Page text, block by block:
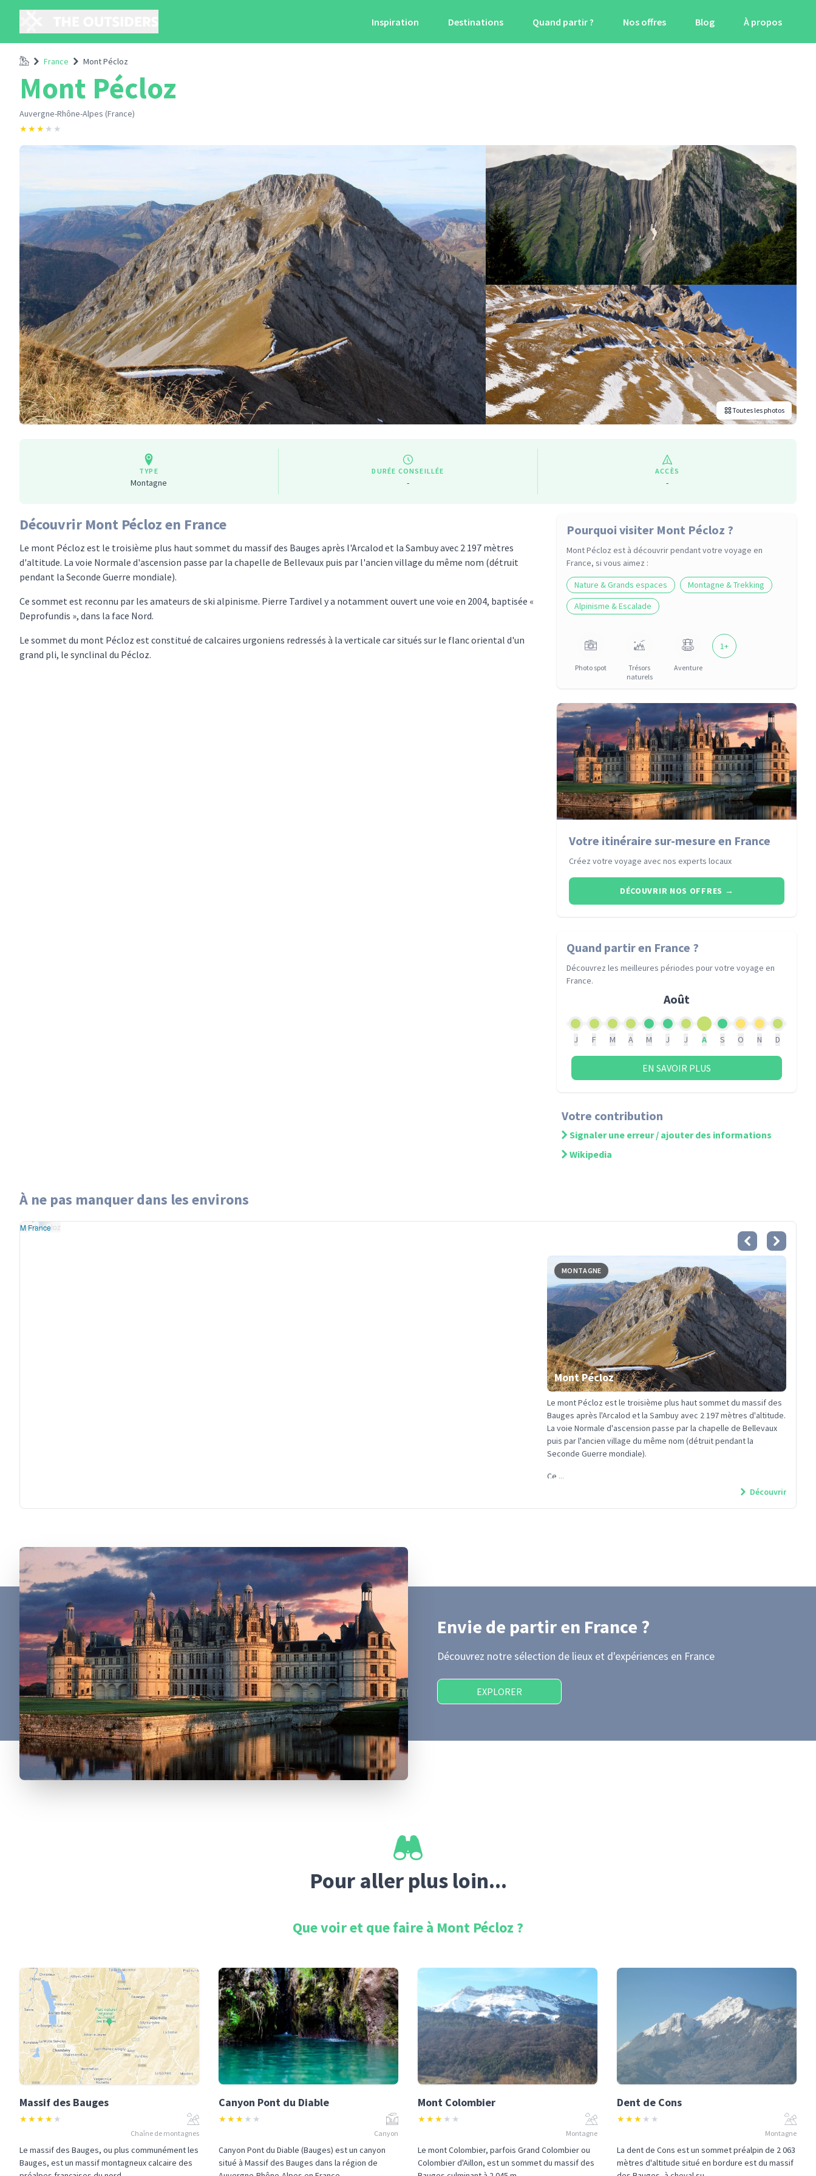
Inspiration Destinations Quand partir ? Nos offres Blog À propos
Accueil
France Mont Pécloz
Mont Pécloz
Auvergne-Rhône-Alpes (France)
★★★ ★ ★
Toutes les photos
TYPE
Montagne
DURÉE CONSEILLÉE
-
ACCÈS
-
Découvrir Mont Pécloz en France
Le mont Pécloz est le troisième plus haut sommet du massif des Bauges après l'Arcalod et la Sambuy avec 2 197 mètres
d'altitude. La voie Normale d'ascension passe par la chapelle de Bellevaux puis par l'ancien village du même nom (détruit
pendant la Seconde Guerre mondiale).
Ce sommet est reconnu par les amateurs de ski alpinisme. Pierre Tardivel y a notamment ouvert une voie en 2004, baptisée «
Deprofundis », dans la face Nord.
Le sommet du mont Pécloz est constitué de calcaires urgoniens redressés à la verticale car situés sur le flanc oriental d'un
grand pli, le synclinal du Pécloz.
Pourquoi visiter Mont Pécloz ?
Mont Pécloz est à découvrir pendant votre voyage en
France, si vous aimez :
Nature & Grands espaces
Montagne & Trekking
Alpinisme & Escalade
Photo spot
Trésors
naturels
Aventure
1+
Votre itinéraire sur-mesure en France
Créez votre voyage avec nos experts locaux
DÉCOUVRIR NOS OFFRES →
Quand partiren France ?
Découvrez les meilleures périodes pour votre voyageen
France.
Août
J F M A M J J A S O N D
EN SAVOIR PLUS
Votre contribution
Signaler une erreur / ajouter des informations
Wikipedia
À ne pas manquer dans les environs
données ©
OSM France
Mont Pécloz
MONTAGNE
Mont Pécloz
Le mont Pécloz est le troisième plus haut sommet du massif des
Bauges après l'Arcalod et la Sambuy avec 2 197 mètres d'altitude.
La voie Normale d'ascension passe par la chapelle de Bellevaux
puis par l'ancien village du même nom (détruit pendant la
Seconde Guerre mondiale).
Ce ...
Découvrir
Envie de partiren France ?
Découvrez notre sélection de lieux et d'expériences en France
EXPLORER
Pour aller plus loin...
Que voir et que faire à Mont Pécloz ?
Massif des Bauges
★★★★ ★
Chaîne de montagnes
Le massif des Bauges, ou plus communément les
Bauges, est un massif montagneux calcaire des
Canyon Pont du Diable
★★★ ★ ★
Canyon
Canyon Pont du Diable (Bauges) est un canyon
situé à Massif des Bauges dans la région de
Mont Colombier
★★★ ★ ★
Montagne
Le mont Colombier, parfois Grand Colombier ou
Colombier d'Aillon, est un sommet du massif des
Dent de Cons
★★★ ★ ★
Montagne
La dent de Cons est un sommet préalpin de 2 063
mètres d'altitude situé en bordure est du massif